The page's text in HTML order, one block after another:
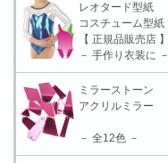
レオタード型紙
コスチューム型紙
【 正規品販売店 】
－ 手作り衣装に －
ミラーストーン
アクリルミラー
－ 全12色 －